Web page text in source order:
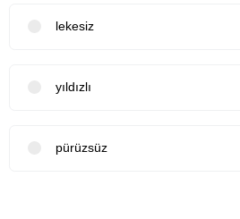
lekesiz
yıldızlı
pürüzsüz